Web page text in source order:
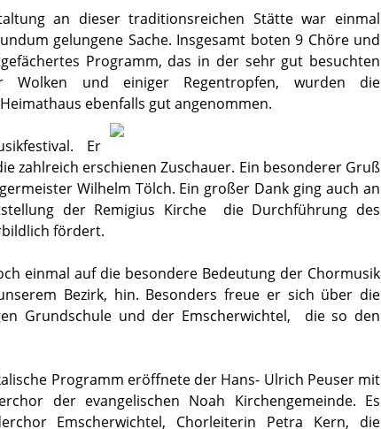
an dieser traditionsreichen Stätte war einmal
gelungene Sache. Insgesamt boten 9 Chöre und
Programm, das in der sehr gut besuchten
und einiger Regentropfen, wurden die
ebenfalls gut angenommen.
Er
zahlreich erschienen Zuschauer. Ein besonderer Gruß
Wilhelm Tölch. Ein großer Dank ging auch an
der Remigius Kirche die Durchführung des
fördert.
einmal auf die besondere Bedeutung der Chormusik
Bezirk, hin. Besonders freue er sich über die
Grundschule und der Emscherwichtel, die so den
Programm eröffnete der Hans- Ulrich Peuser mit
der evangelischen Noah Kirchengemeinde. Es
Emscherwichtel, Chorleiterin Petra Kern, die